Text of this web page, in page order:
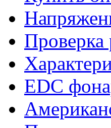
Проверка
EDC